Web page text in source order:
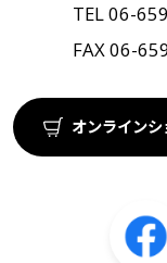
TEL06-
FAX 06-
オンライン